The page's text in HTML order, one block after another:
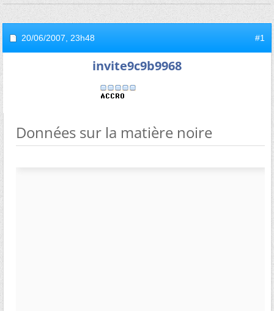
20/06/2007, 23h48 #1
invite9c9b9968
Données sur la matière noire